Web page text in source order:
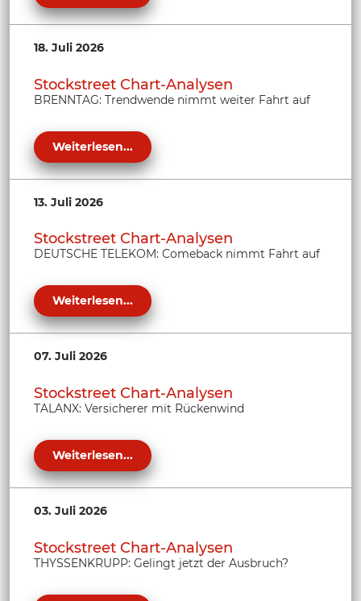
18. Juli 2026
Stockstreet Chart-Analysen
BRENNTAG: Trendwende nimmt weiter Fahrt auf
Weiterlesen...
13. Juli 2026
Stockstreet Chart-Analysen
DEUTSCHE TELEKOM: Comeback nimmt Fahrt auf
Weiterlesen...
07. Juli 2026
Stockstreet Chart-Analysen
TALANX: Versicherer mit Rückenwind
Weiterlesen...
03. Juli 2026
Stockstreet Chart-Analysen
THYSSENKRUPP: Gelingt jetzt der Ausbruch?